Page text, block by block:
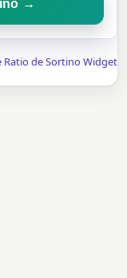
→
Ratio de Sortino Widget